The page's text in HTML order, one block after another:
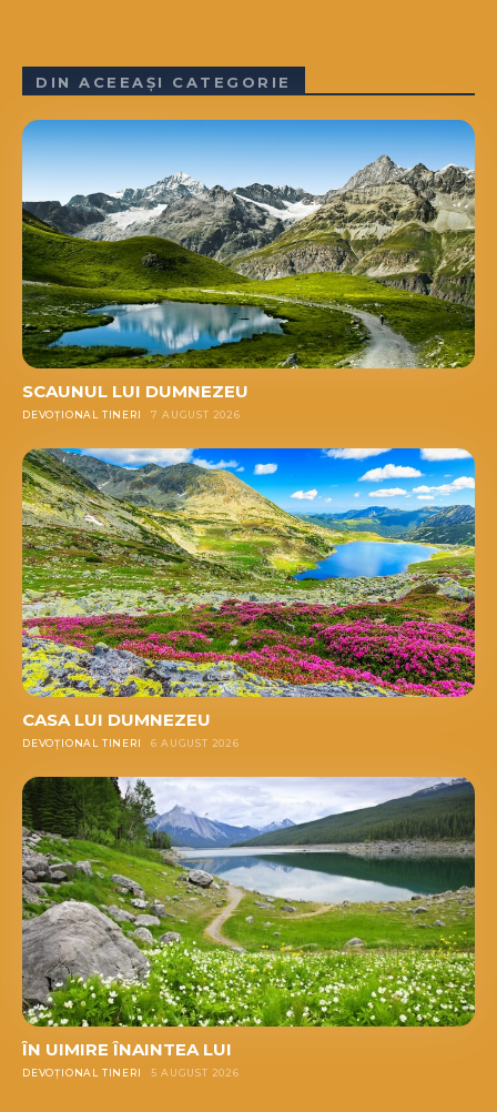
DIN ACEEAȘI CATEGORIE
SCAUNUL LUI DUMNEZEU
DEVOȚIONAL TINERI 7 AUGUST 2026
CASA LUI DUMNEZEU
DEVOȚIONAL TINERI 6 AUGUST 2026
ÎN UIMIRE ÎNAINTEA LUI
DEVOȚIONAL TINERI 5 AUGUST 2026